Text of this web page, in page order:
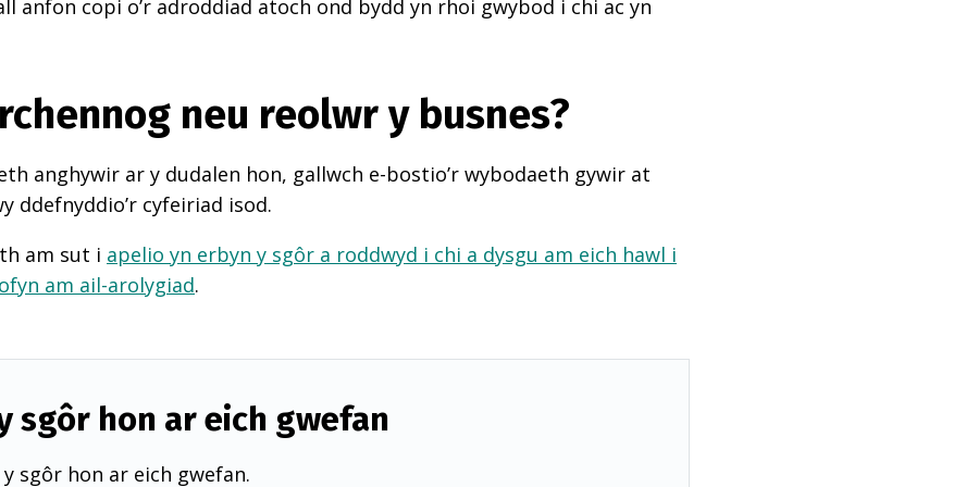
anfon copi o’r adroddiad atoch ond bydd yn rhoi gwybod i chi ac yn
neu reolwr y busnes?
anghywir ar y dudalen hon, gallwch e-bostio’r wybodaeth gywir at
ddefnyddio’r cyfeiriad isod.
am sut i apelio yn erbyn y sgôr a roddwyd i chi a dysgu am eich hawl i
ofyn am ail-arolygiad.
sgôr hon ar eich gwefan
sgôr hon ar eich gwefan.